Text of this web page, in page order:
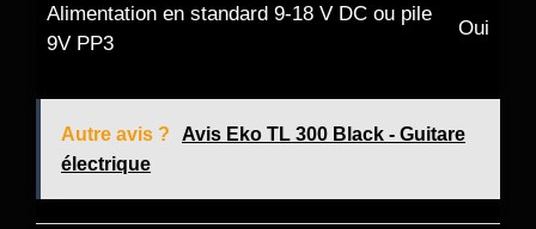
Alimentation en standard 9-18 V DC ou pile
9V PP3
Oui
Autre avis ?
Avis Eko TL 300 Black - Guitare
électrique